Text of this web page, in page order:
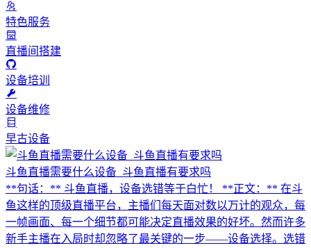
特色服务
直播间搭建
设备培训
设备维修
早古设备
斗鱼直播需要什么设备_斗鱼直播有要求吗
**句话：** 斗鱼直播，设备选错等于白忙！ **正文：** 在斗
鱼这样的顶级直播平台，主播们每天面对数以万计的观众，每
一帧画面、每一个细节都可能决定直播效果的好坏。然而许多
新手主播在入局时却忽略了最关键的一步——设备选择。选错